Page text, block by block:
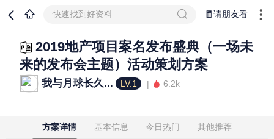
快速找到好资料 🧧请朋友看
2019地产项目案名发布盛典（一场未
来的发布会主题）活动策划方案
我与月球长久... LV.1 6.2k
方案详情 基本信息 今日热门 其他推荐